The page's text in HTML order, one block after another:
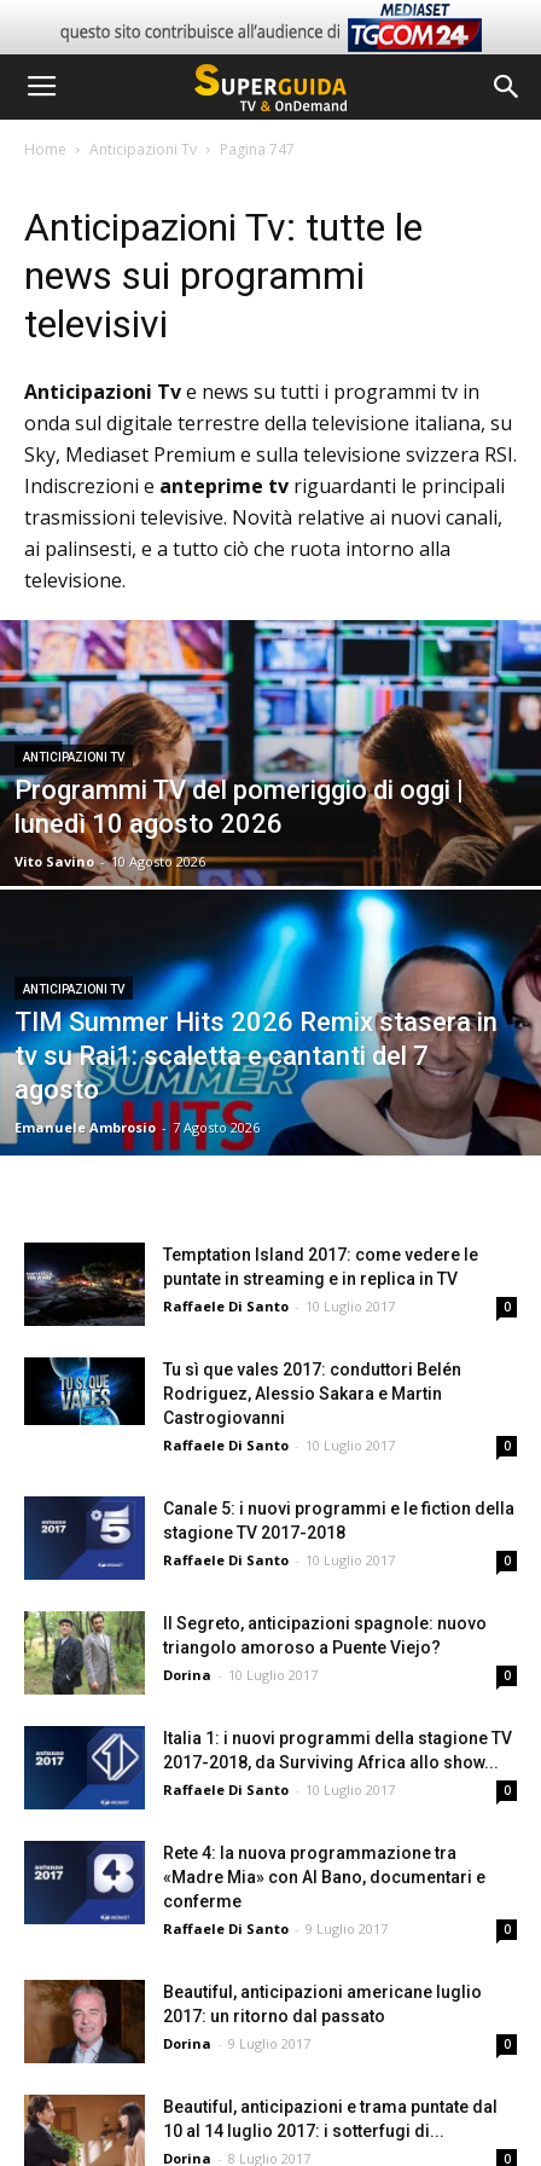
Home Anticipazioni Tv Pagina 747
Anticipazioni Tv: tutte le
news sui programmi
televisivi
Anticipazioni Tve news su tutti i programmi tv in
onda sul digitale terrestre della televisione italiana, su
Sky, Mediaset Premium e sulla televisione svizzera RSI.
Indiscrezioni e anteprime tv riguardanti le principali
trasmissioni televisive. Novità relative ai nuovi canali,
ai palinsesti, e a tutto ciò che ruota intorno alla
televisione.
ANTICIPAZIONI TV
Programmi TV del pomeriggio di oggi |
lunedì 10 agosto 2026
Vito Savino - 10 Agosto 2026
ANTICIPAZIONI TV
TIM Summer Hits 2026 Remix stasera in
tv su Rai1: scaletta e cantanti del 7
agosto
Emanuele Ambrosio - 7 Agosto 2026
Temptation Island 2017: come vedere le
puntate in streaming e in replica in TV
Raffaele Di Santo - 10 Luglio 2017 0
Tu sì que vales 2017: conduttori Belén
Rodriguez, Alessio Sakara e Martin
Castrogiovanni
Raffaele Di Santo - 10 Luglio 2017 0
Canale 5: i nuovi programmi e le fiction della
stagione TV 2017-2018
Raffaele Di Santo - 10 Luglio 2017 0
Il Segreto, anticipazioni spagnole: nuovo
triangolo amoroso a Puente Viejo?
Dorina - 10 Luglio 2017 0
Italia 1: i nuovi programmi della stagione TV
2017-2018, da Surviving Africa allo show...
Raffaele Di Santo - 10 Luglio 2017 0
Rete 4: la nuova programmazione tra
«Madre Mia» con Al Bano, documentari e
conferme
Raffaele Di Santo - 9 Luglio 2017 0
Beautiful, anticipazioni americane luglio
2017: un ritorno dal passato
Dorina - 9 Luglio 2017 0
Beautiful, anticipazioni e trama puntate dal
10 al 14 luglio 2017: i sotterfugi di...
Dorina - 8 Luglio 2017 0